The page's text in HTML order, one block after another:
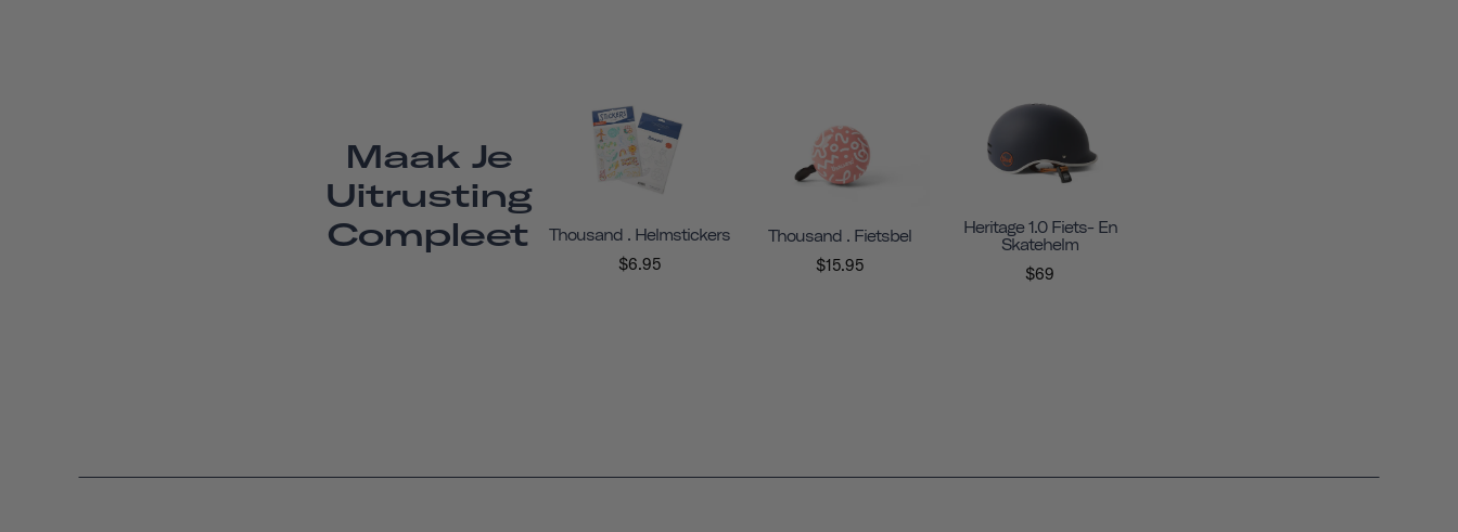
Maak Je
Uitrusting
Compleet
Thousand . Helmstickers
$6.95
Thousand . Fietsbel
$15.95
Heritage 1.0 Fiets- En
Skatehelm
$69